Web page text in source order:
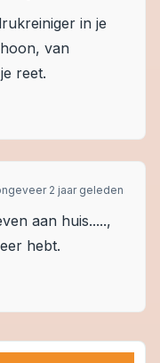
in je
van
reet.
2 jaar geleden
aan huis.....,
hebt.